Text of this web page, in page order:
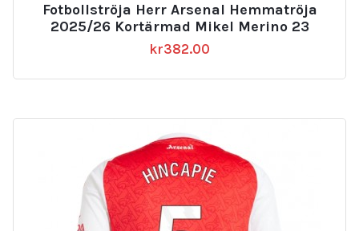
Fotbollströja Herr Arsenal Hemmatröja
2025/26 Kortärmad Mikel Merino 23
kr382.00